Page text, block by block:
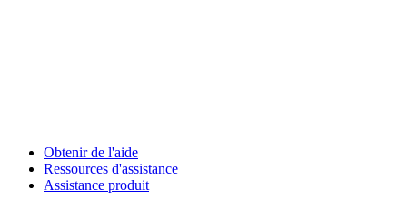
Obtenir de l'aide
Ressources d'assistance
Assistance produit